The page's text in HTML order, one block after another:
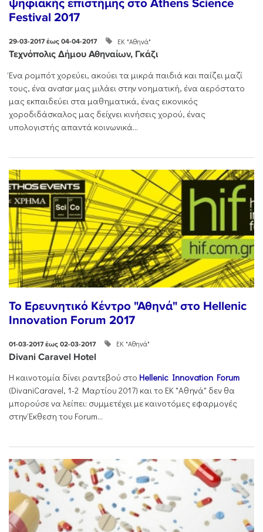
ψηφιακής επιστήμης στο Athens Science
Festival 2017
29-03-2017 έως 04-04-2017 ΕΚ "Αθηνά"
Τεχνόπολις Δήμου Αθηναίων, Γκάζι
Ένα ρομπότ χορεύει, ακούει τα μικρά παιδιά και παίζει μαζί
τους, ένα avatar μας μιλάει στην νοηματική, ένα αερόστατο
μας εκπαιδεύει στα μαθηματικά, ένας εικονικός
χοροδιδάσκαλος μας δείχνει κινήσεις χορού, ένας
υπολογιστής απαντά κοινωνικά...
Το Ερευνητικό Κέντρο "Αθηνά" στο Hellenic
Innovation Forum 2017
01-03-2017 έως 02-03-2017 ΕΚ "Αθηνά"
Divani Caravel Hotel
Η καινοτομία δίνει ραντεβού στο Hellenic Innovation Forum
(DivaniCaravel, 1-2 Mαρτίου 2017) και το ΕΚ "Αθηνά" δεν θα
μπορούσε να λείπει: συμμετέχει με καινοτόμες εφαρμογές
στην Έκθεση του Forum...